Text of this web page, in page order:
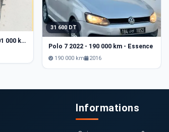
Volkswagen Polo 2013 - 201 000 km - Essence
31 600 DT
Polo 7 2022 - 190 000 km - Essence
190 000 km 2016
Informations